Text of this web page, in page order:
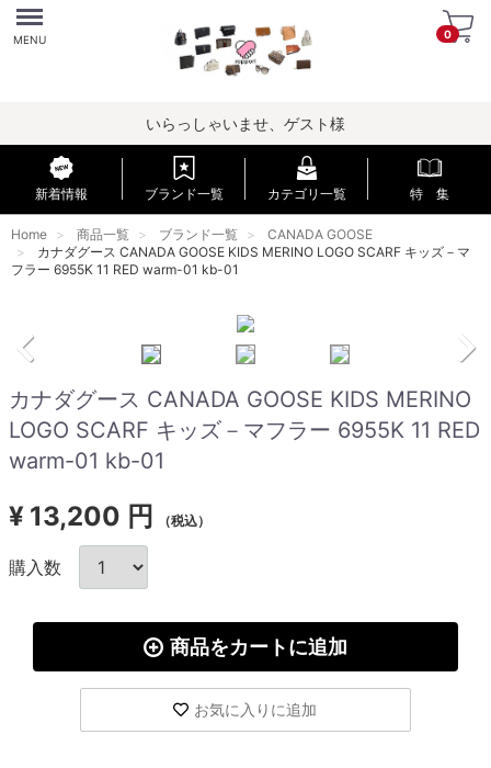
Menu
MENU 0
いらっしゃいませ、ゲスト様
新着情報 ブランド一覧 カテゴリ一覧 特 集
Home 商品一覧 ブランド一覧
CANADA GOOSE
カナダグース CANADA GOOSE KIDS MERINO LOGO SCARF キッズ－マ
フラー 6955K 11 RED warm-01 kb-01
カナダグース CANADA GOOSE KIDS MERINO
LOGO SCARF キッズ－マフラー 6955K 11 RED
warm-01 kb-01
¥ 13,200 円 （税込）
購入数
商品をカートに追加
お気に入りに追加